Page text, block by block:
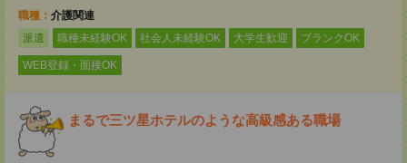
職種： 介護関連
派遣
職種未経験OK 社会人未経験OK 大学生歓迎 ブランクOK
WEB登録・面接OK
まるで三ツ星ホテルのような高級感ある職場